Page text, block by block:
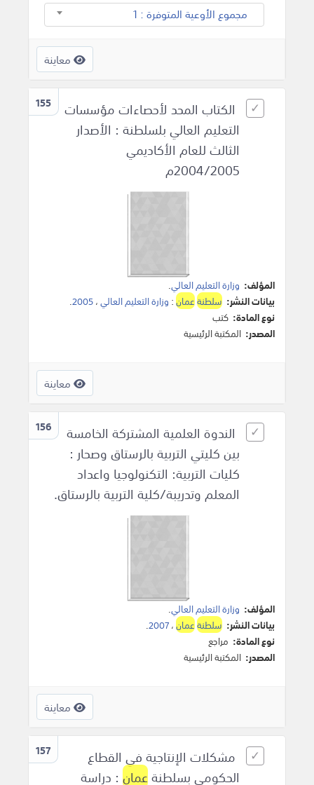
مجموع الأوعية المتوفرة : 1
معاينة
155
الكتاب المحد لأحصاءات مؤسسات
التعليم العالي بلسلطنة : الأصدار
الثالث للعام الأكاديمي
2004/2005م
المؤلف: وزارة التعليم العالي.
بيانات النشر: سلطنةعمان: وزارة التعليم العالي،2005
.
نوع المادة: كتب
المصدر: المكتبة الرئيسية
معاينة
156
الندوة العلمية المشتركة الخامسة
بين كليتي التربية بالرستاق وصحار :
كليات التربية: التكنولوجيا واعداد
المعلم وتدريبة/كلية التربية بالرستاق.
المؤلف: وزارة التعليم العالي.
بيانات النشر: سلطنةعمان،2007
.
نوع المادة: مراجع
المصدر: المكتبة الرئيسية
معاينة
157
مشكلات الإنتاجية في القطاع
الحكومي بسلطنةعمان : دراسة